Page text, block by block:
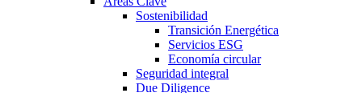
Sostenibilidad
Transición Energética
Servicios ESG
Economía circular
Seguridad integral
Due Diligence